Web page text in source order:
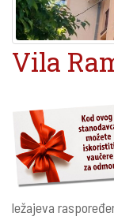
Vila
ležajeva